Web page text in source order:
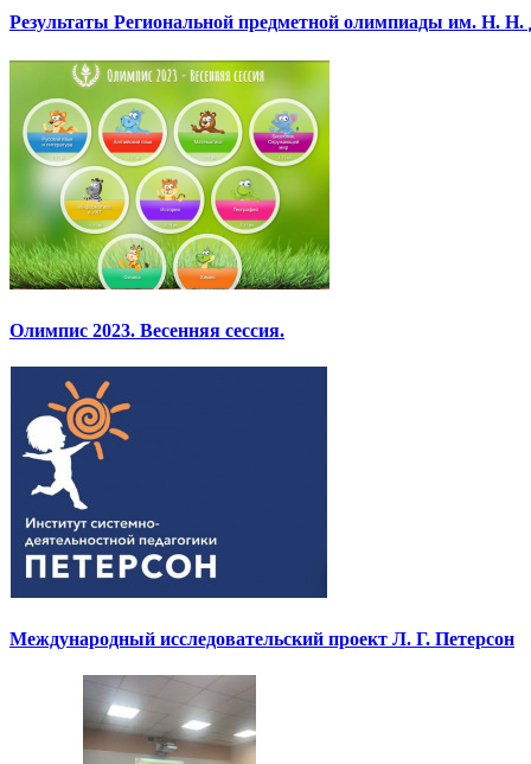
Результаты Региональной предметной олимпиады им. Н. Н.
Олимпис 2023. Весенняя сессия.
Международный исследовательский проект Л. Г. Петерсон